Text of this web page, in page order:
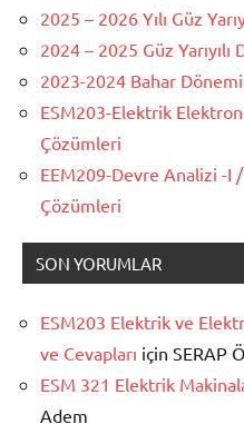
2025 – 2026 Yılı Güz
2024 – 2025 Güz Yarıyılı
2023-2024 Bahar
ESM203-Elektrik
Çözümleri
EEM209-Devre Analizi -I
Çözümleri
SON YORUMLAR
ESM203 Elektrik ve
ve Cevapları için SERAP
ESM 321 Elektrik
Adem